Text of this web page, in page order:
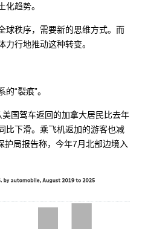
化趋势。
球秩序，需要新的思维方式。而
力行地推动这种转变。
“裂痕”。
国驾车返回的加拿大居民比去年
比下滑。乘飞机返加的游客也减
护局报告称，今年7月北部边境入